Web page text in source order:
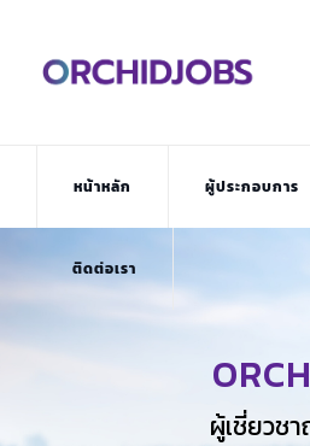
หน้าหลัก ผู้ประกอบการ
ติดต่อเรา
ผู้เชี่ยวช